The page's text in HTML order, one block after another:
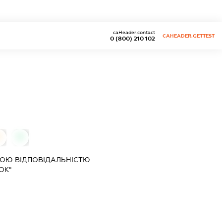
0 (800) 210 102
caHeader.contact
CAHEADER.GETTEST
ВІДПОВІДАЛЬНІСТЮ